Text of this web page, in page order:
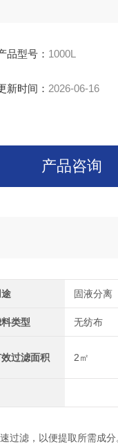
品型号： 1000L
新时间： 2026-06-16
产品咨询
固液分离
类型 无纺布
过滤面积 2㎡
滤，以便提取所需成